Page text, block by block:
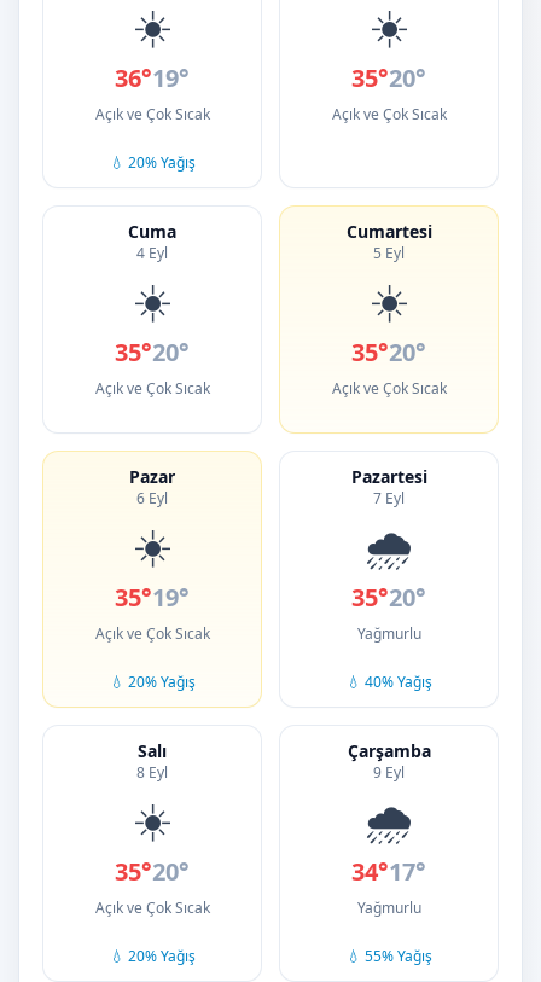
☀️
36°19°
Açık ve Çok Sıcak
💧 20% Yağış
☀️
35°20°
Açık ve Çok Sıcak
Cuma
4 Eyl
☀️
35°20°
Açık ve Çok Sıcak
Cumartesi
5 Eyl
☀️
35°20°
Açık ve Çok Sıcak
Pazar
6 Eyl
☀️
35°19°
Açık ve Çok Sıcak
💧 20% Yağış
Pazartesi
7 Eyl
🌧️
35°20°
Yağmurlu
💧 40% Yağış
Salı
8 Eyl
☀️
35°20°
Açık ve Çok Sıcak
💧 20% Yağış
Çarşamba
9 Eyl
🌧️
34°17°
Yağmurlu
💧 55% Yağış